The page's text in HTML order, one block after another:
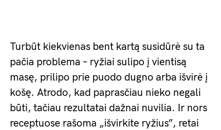
Turbūt kiekvienas bent kartą susidūrė su ta
pačia problema – ryžiai sulipo į vientisą
masę, prilipo prie puodo dugno arba išvirė į
košę. Atrodo, kad paprasčiau nieko negali
būti, tačiau rezultatai dažnai nuvilia. Ir nors
receptuose rašoma „išvirkite ryžius”, retai